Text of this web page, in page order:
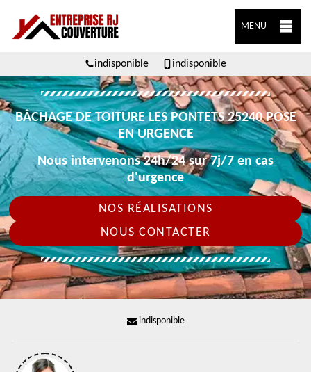
MENU
indisponible indisponible
BÂCHAGE DE TOITURE LES PONTETS 25240 POSE
EN URGENCE
Nous intervenons 24h/24 sur 7j/7 en cas
d'urgence
NOS RÉALISATIONS
NOUS CONTACTER
indisponible